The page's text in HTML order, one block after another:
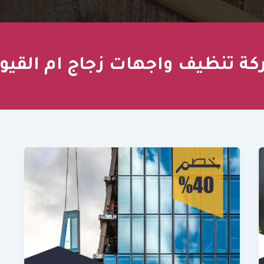
تنظيف واجهات زجاج ام